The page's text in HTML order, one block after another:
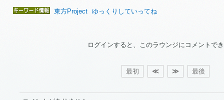
東方Project ゆっくりしていってね
ログインすると、このラウンジにコメントで
最初 ≪ ≫ 最後